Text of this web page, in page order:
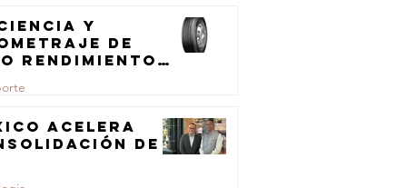
y
de
rendimiento
de
acelera
de